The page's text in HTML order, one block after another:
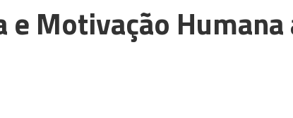
e Motivação